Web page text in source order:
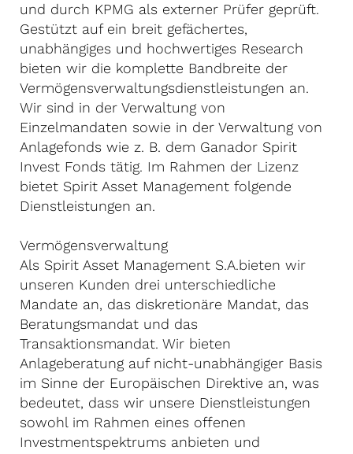
und durch KPMG als externer Prüfer geprüft.
Gestützt auf ein breit gefächertes,
unabhängiges und hochwertiges Research
bieten wir die komplette Bandbreite der
Vermögensverwaltungsdienstleistungen an.
Wir sind in der Verwaltung von
Einzelmandaten sowie in der Verwaltung von
Anlagefonds wie z. B. dem Ganador Spirit
Invest Fonds tätig. Im Rahmen der Lizenz
bietet Spirit Asset Management folgende
Dienstleistungen an.
Vermögensverwaltung
Als Spirit Asset Management S.A.bieten wir
unseren Kunden drei unterschiedliche
Mandate an, das diskretionäre Mandat, das
Beratungsmandat und das
Transaktionsmandat. Wir bieten
Anlageberatung auf nicht-unabhängiger Basis
im Sinne der Europäischen Direktive an, was
bedeutet, dass wir unsere Dienstleistungen
sowohl im Rahmen eines offenen
Investmentspektrums anbieten und